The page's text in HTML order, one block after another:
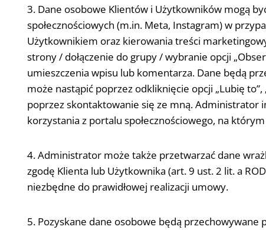
3. Dane osobowe Klientów i Użytkowników mogą
społecznościowych (m.in. Meta, Instagram) w
Użytkownikiem oraz kierowania treści
strony / dołączenie do grupy / wybranie opcji
umieszczenia wpisu lub komentarza. Dane będą
może nastąpić poprzez odkliknięcie opcji „Lubię
poprzez skontaktowanie się ze mną. Administrator
korzystania z portalu społecznościowego, na
4. Administrator może także przetwarzać dane
zgodę Klienta lub Użytkownika (art. 9 ust. 2 lit. a
niezbędne do prawidłowej realizacji umowy.
5. Pozyskane dane osobowe będą